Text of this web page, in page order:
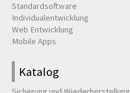
Standardsoftware
Individualentwicklung
Web Entwicklung
Mobile Apps
Katalog